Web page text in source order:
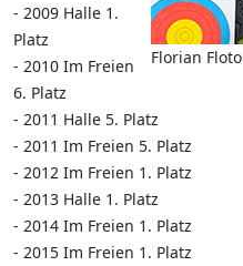
Florian Floto
- 2009 Halle 1.
Platz
- 2010 Im Freien
6. Platz
- 2011 Halle 5. Platz
- 2011 Im Freien 5. Platz
- 2012 Im Freien 1. Platz
- 2013 Halle 1. Platz
- 2014 Im Freien 1. Platz
- 2015 Im Freien 1. Platz